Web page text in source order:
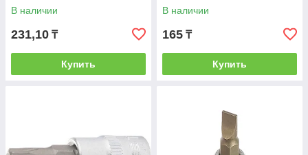
В наличии
231,10 ₸
Купить
В наличии
165 ₸
Купить